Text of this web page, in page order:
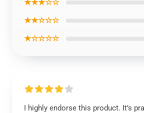
★★★☆☆
★★☆☆☆
★☆☆☆☆
I highly endorse this product. It’s